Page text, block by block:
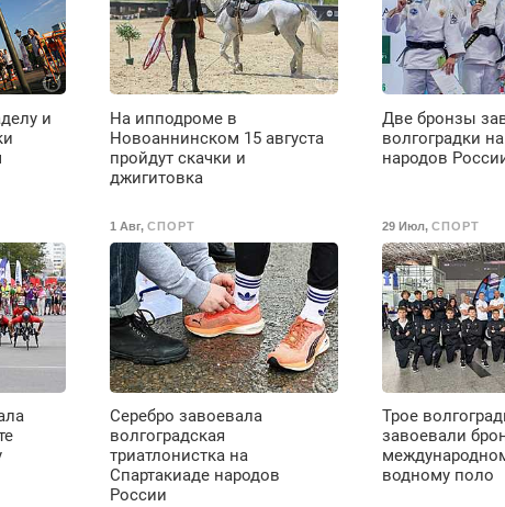
и
На ипподроме в
Новоаннинском 15 августа
пройдут скачки и
джигитовка
Две бронзы
волгоградки
народов
1 Авг,СПОРТ
Серебро завоевала
волгоградская
триатлонистка на
Спартакиаде народов
России
29 Июл, СПОРТ
Трое
завоевали
водному поло